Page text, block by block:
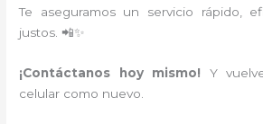
Te aseguramos un servicio rápido,
justos. 📲✨
¡Contáctanos hoy mismo! Y
celular como nuevo.